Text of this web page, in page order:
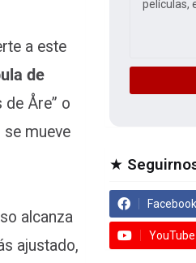
a este
de
Åre” o
se mueve
alcanza
ajustado,
★
Facebook
YouTube